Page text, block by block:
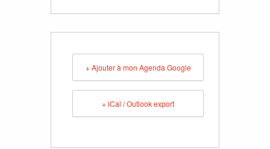
+ Ajouter à mon Agenda Google
+ iCal / Outlook export